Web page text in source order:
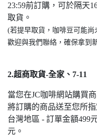
23:59前訂購，可於隔天
取貨。
(若提早取貨，咖啡豆可能
歡迎與我們聯絡，確保拿到
2.超商取貨-全家、7-11
當您在JC咖啡網站購買
將訂購的商品送至您所
台灣地區 - 訂單金額499
元。